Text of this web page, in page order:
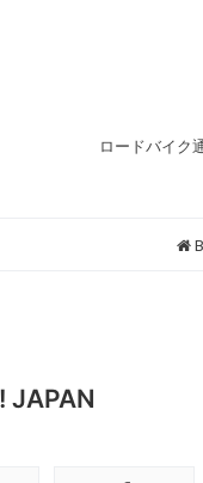
ロードバイク
JAPAN